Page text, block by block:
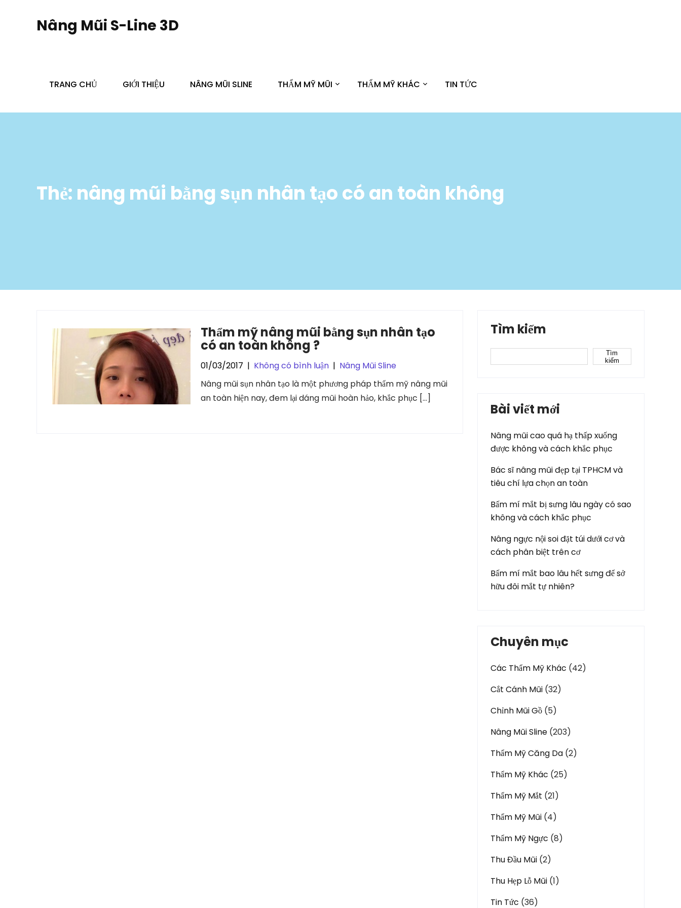
Nâng Mũi S-Line 3D
TRANG CHỦ GIỚI THIỆU NÂNG MŨI SLINE THẨM MỸ MŨI THẨM MỸ KHÁC TIN TỨC
Thẻ: nâng mũi bằng sụn nhân tạo có an toàn không
Thẩm mỹ nâng mũi bằng sụn nhân tạo
có an toàn không ?
01/03/2017 | Không có bình luận | Nâng Mũi Sline
Nâng mũi sụn nhân tạo là một phương pháp thẩm mỹ nâng mũi
an toàn hiện nay, đem lại dáng mũi hoàn hảo, khắc phục […]
Tìm kiếm
Tìm
kiếm
Bài viết mới
Nâng mũi cao quá hạ thấp xuống
được không và cách khắc phục
Bác sĩ nâng mũi đẹp tại TPHCM và
tiêu chí lựa chọn an toàn
Bấm mí mắt bị sưng lâu ngày có sao
không và cách khắc phục
Nâng ngực nội soi đặt túi dưới cơ và
cách phân biệt trên cơ
Bấm mí mắt bao lâu hết sưng để sở
hữu đôi mắt tự nhiên?
Chuyên mục
Các Thẩm Mỹ Khác (42)
Cắt Cánh Mũi (32)
Chỉnh Mũi Gồ (5)
Nâng Mũi Sline (203)
Thẩm Mỹ Căng Da (2)
Thẩm Mỹ Khác (25)
Thẩm Mỹ Mắt (21)
Thẩm Mỹ Mũi (4)
Thẩm Mỹ Ngực (8)
Thu Đầu Mũi (2)
Thu Hẹp Lỗ Mũi (1)
Tin Tức (36)